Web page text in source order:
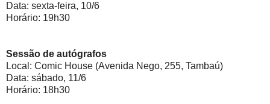
Data: sexta-feira, 10/6
Horário: 19h30
Sessão de autógrafos
Local: Comic House (Avenida Nego, 255, Tambaú)
Data: sábado, 11/6
Horário: 18h30